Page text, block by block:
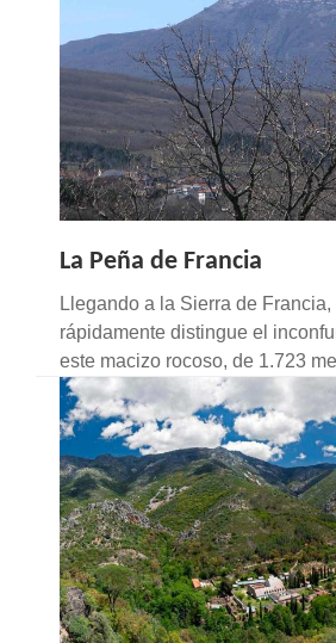
La Peña de Francia
Llegando a la Sierra de
rápidamente distingue el
este macizo rocoso, de 1.723